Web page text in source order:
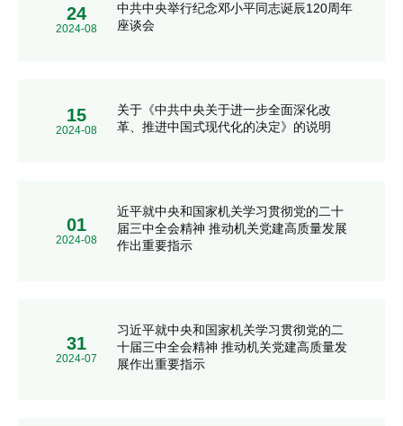
24
2024-08
中共中央举行纪念邓小平同志诞辰120周年
座谈会
15
2024-08
关于《中共中央关于进一步全面深化改
革、推进中国式现代化的决定》的说明
01
2024-08
近平就中央和国家机关学习贯彻党的二十
届三中全会精神 推动机关党建高质量发展
作出重要指示
31
2024-07
习近平就中央和国家机关学习贯彻党的二
十届三中全会精神 推动机关党建高质量发
展作出重要指示